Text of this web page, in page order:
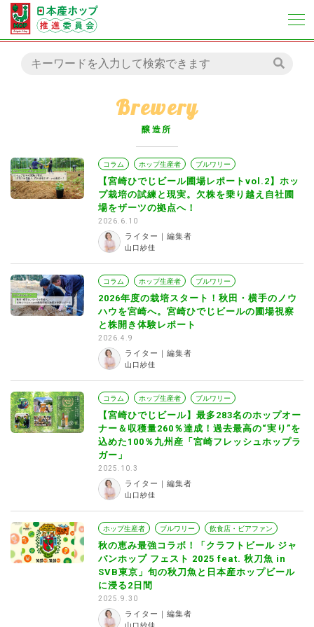
Brewery
醸造所
コラム ホップ生産者 ブルワリー
【宮崎ひでじビール圃場レポートvol.2】ホッ
プ栽培の試練と現実。欠株を乗り越え自社圃
場をザーツの拠点へ！
2026.6.10
ライター｜編集者
山口紗佳
コラム ホップ生産者 ブルワリー
2026年度の栽培スタート！秋田・横手のノウ
ハウを宮崎へ。宮崎ひでじビールの圃場視察
と株開き体験レポート
2026.4.9
ライター｜編集者
山口紗佳
コラム ホップ生産者 ブルワリー
【宮崎ひでじビール】最多283名のホップオー
ナー＆収穫量260％達成！過去最高の“実り”を
込めた100％九州産「宮崎フレッシュホップラ
ガー」
2025.10.3
ライター｜編集者
山口紗佳
ホップ生産者 ブルワリー 飲食店・ビアファン
秋の恵み最強コラボ！「クラフトビール ジャ
パンホップ フェスト 2025 feat. 秋刀魚 in
SVB東京」旬の秋刀魚と日本産ホップビール
に浸る2日間
2025.9.30
ライター｜編集者
山口紗佳